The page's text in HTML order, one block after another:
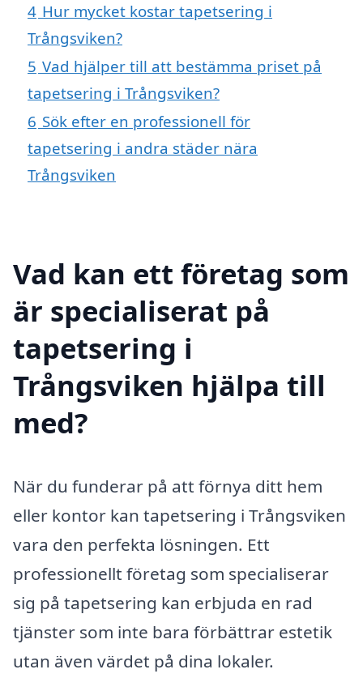
4 Hur mycket kostar tapetsering i
Trångsviken?
5 Vad hjälper till att bestämma priset på
tapetsering i Trångsviken?
6 Sök efter en professionell för
tapetsering i andra städer nära
Trångsviken
Vad kan ett företag som
är specialiserat på
tapetsering i
Trångsviken hjälpa till
med?
När du funderar på att förnya ditt hem
eller kontor kan tapetsering i Trångsviken
vara den perfekta lösningen. Ett
professionellt företag som specialiserar
sig på tapetsering kan erbjuda en rad
tjänster som inte bara förbättrar estetik
utan även värdet på dina lokaler.